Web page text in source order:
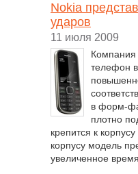
Nokia
ударов
11 июля 2009
Компания
телефон
в форм-
плотно
крепится к
корпусу модель
увеличенное